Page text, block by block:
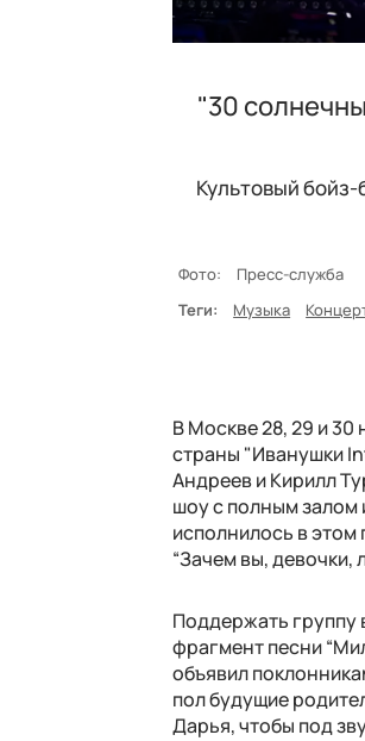
"30
Культовый
Фото: Пресс-служба
Теги:
Музыка
В Москве 28, 29 и
страны "Иванушки
Андреев и Кирилл
шоу с полным залом
исполнилось в этом
“Зачем вы, девочки,
Поддержать группу
фрагмент песни
объявил
пол будущие
Дарья, чтобы под